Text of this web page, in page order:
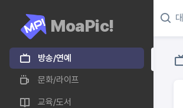
MoaPic!
방송/연예
문화/라이프
교육/도서